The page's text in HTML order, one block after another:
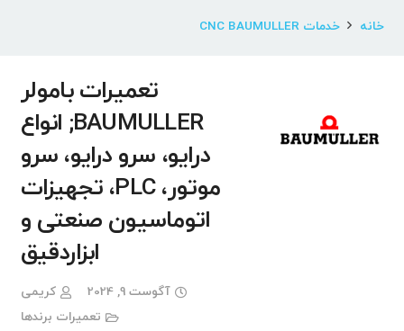
خانه خدمات CNC BAUMULLER
تعمیرات بامولر
BAUMULLER; انواع
درایو، سرو درایو، سرو
موتور، PLC، تجهیزات
اتوماسیون صنعتی و
ابزاردقیق
آگوست 9, 2024
کریمی
تعمیرات برندها